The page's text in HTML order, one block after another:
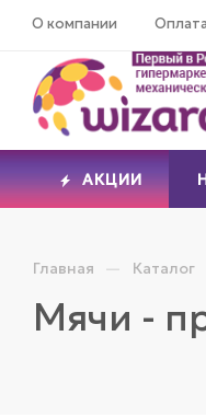
О компании
АКЦИИ
Главная — Каталог
Мячи -